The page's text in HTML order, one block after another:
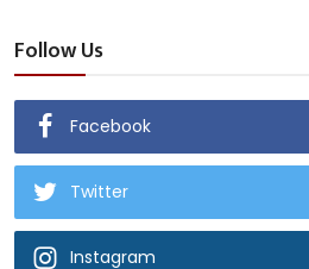
Follow Us
Facebook
Twitter
Instagram